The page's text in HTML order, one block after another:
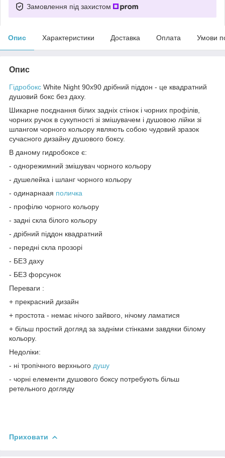
Замовлення під захистом
Опис Характеристики Доставка Оплата Умови
Опис
Гідробокс White Night 90x90 дрібний піддон - це квадратний
душовий бокс без даху.
Шикарне поєднання білих задніх стінок і чорних профілів,
чорних ручок в сукупності зі змішувачем і душовою лійки зі
шлангом чорного кольору являють собою чудовий зразок
сучасного дизайну душового боксу.
В даному гидробоксе є:
- однорежимний змішувач чорного кольору
- душелейка і шланг чорного кольору
- одинарнаая поличка
- профілю чорного кольору
- задні скла білого кольору
- дрібний піддон квадратний
- передні скла прозорі
- БЕЗ даху
- БЕЗ форсунок
Переваги :
+ прекрасний дизайн
+ простота - немає нічого зайвого, нічому ламатися
+ більш простий догляд за задніми стінками завдяки білому
кольору.
Недоліки:
- ні тропічного верхнього душу
- чорні елементи душового боксу потребують більш
ретельного догляду
Приховати